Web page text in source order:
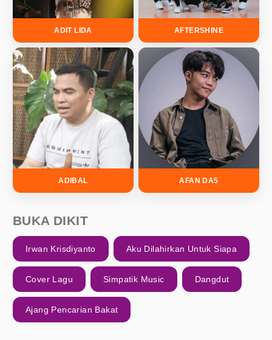
ADIT LIDA AFTERSHINE
ADIBAL AFAN DA5
BUKA DIKIT
Irwan Krisdiyanto Aku Dilahirkan Untuk Siapa
Cover Lagu Simpatik Music Dangdut
Ajang Pencarian Bakat